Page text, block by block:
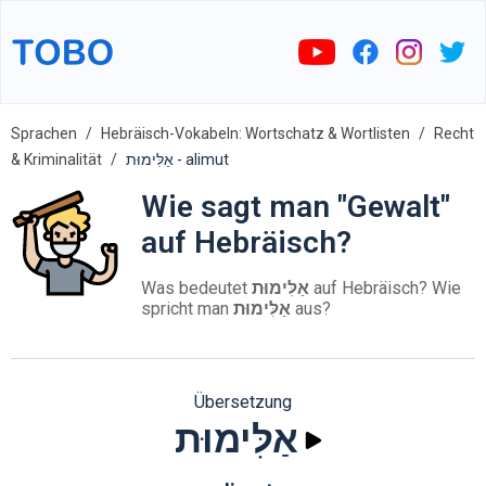
Sprachen Hebräisch-Vokabeln: Wortschatz & Wortlisten
Recht
& Kriminalität
אַלִּימוּת - alimut
Wie sagt man "Gewalt"
auf Hebräisch?
Was bedeutet אַלִּימוּת auf Hebräisch? Wie
spricht man אַלִּימוּת aus?
Übersetzung
אַלִּימוּת